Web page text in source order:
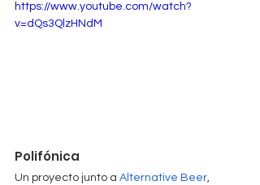
https://www.youtube.com/watch?
v=dQs3QlzHNdM
Polifónica
Un proyecto junto a Alternative Beer,